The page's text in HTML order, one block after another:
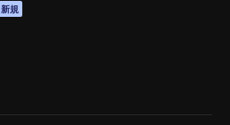
新規